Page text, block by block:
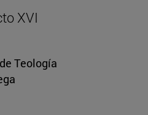
XVI
Teología